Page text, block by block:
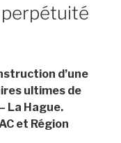
perpétuité
d’une
ultimes de
La Hague.
et Région